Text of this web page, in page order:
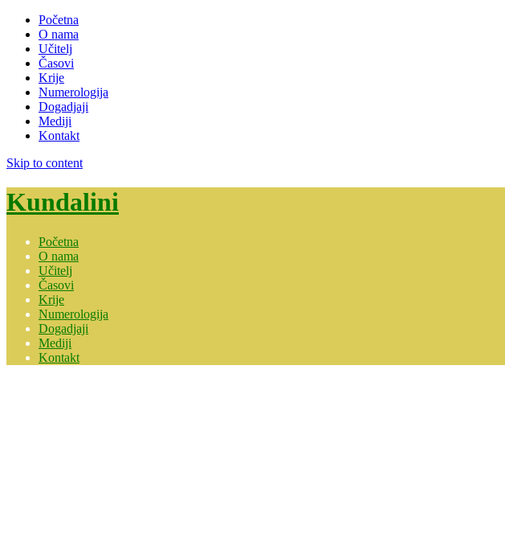
Početna
O nama
Učitelj
Časovi
Krije
Numerologija
Dogadjaji
Mediji
Kontakt
Skip to content
Kundalini
Početna
O nama
Učitelj
Časovi
Krije
Numerologija
Dogadjaji
Mediji
Kontakt